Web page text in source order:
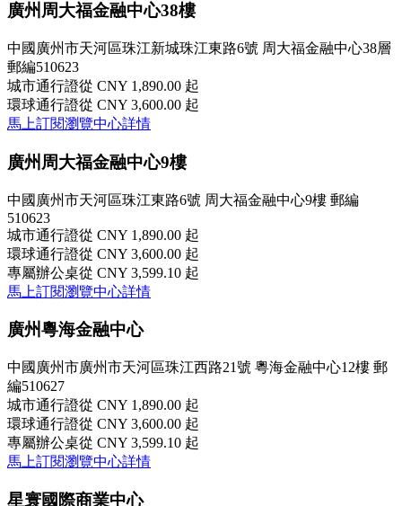
廣州周大福金融中心38樓
中國廣州市天河區珠江新城珠江東路6號 周大福金融中心38層
郵編510623
城市通行證從 CNY 1,890.00 起
環球通行證從 CNY 3,600.00 起
馬上訂閱瀏覽中心詳情
廣州周大福金融中心9樓
中國廣州市天河區珠江東路6號 周大福金融中心9樓 郵編
510623
城市通行證從 CNY 1,890.00 起
環球通行證從 CNY 3,600.00 起
專屬辦公桌從 CNY 3,599.10 起
馬上訂閱瀏覽中心詳情
廣州粵海金融中心
中國廣州市廣州市天河區珠江西路21號 粵海金融中心12樓 郵
編510627
城市通行證從 CNY 1,890.00 起
環球通行證從 CNY 3,600.00 起
專屬辦公桌從 CNY 3,599.10 起
馬上訂閱瀏覽中心詳情
星寰國際商業中心